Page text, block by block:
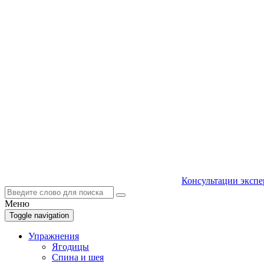
Консультации
Меню
Toggle navigation
Упражнения
Ягодицы
Спина и шея